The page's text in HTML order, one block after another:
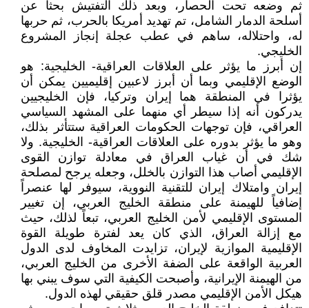
ثم وضعه تحت الحصار، وبعد ذلك التفتيش بحثاً عن
أسلحة الدمار الشامل، تم تهديد أمريكا بالحرب، ثم حربها
له، واحتلاله، ساهم في عطب عجلة إنجاز المشروع
الخليجي.
إن أبرز ما يؤثر على العلاقات العراقية- الخليجية: هو
الوضع الإقليمي وبما أن أبرز لاعبين إقليميين يمكن أن
يؤثرا في المنطقة هما إيران وتركيا، فإن الخليجيين
يدركون أنه إذا سيطر أي منهما على المشهد السياسي
العراقي، فإن توجهات الحكومات العراقية ستتأثر بذلك،
وهو ما يؤثر بدوره على العلاقات العراقية- الخليجية. ولا
شك في أن غياب العراق في معادلة توازن القوى
الإقليمي أصاب هذا التوازن بالخلل، وجعله يرجح لمصلحة
إيران وامتلاك إيران للتقنية النووية، سيوفر لها عنصراً
إضافياً للهيمنة على منطقة الخليج العربي، إن تغيير
المستوى الإقليمي لأمن الخليج العربي، تبعاً لذلك، حيث
مع إزالة العراق، الذي كان يعد لفترة طويلة القوة
الإقليمية الموازية لإيران، تزايدت المخاوف لدى الدول
العربية الواقعة على الضفة الأخرى من الخليج العربي،
من الهيمنة الإيرانية، وأصبحت الكيفية التي سوف يبني بها
هيكل الأمن الإقليمي مصدر قلق حقيقي لهذه الدول.